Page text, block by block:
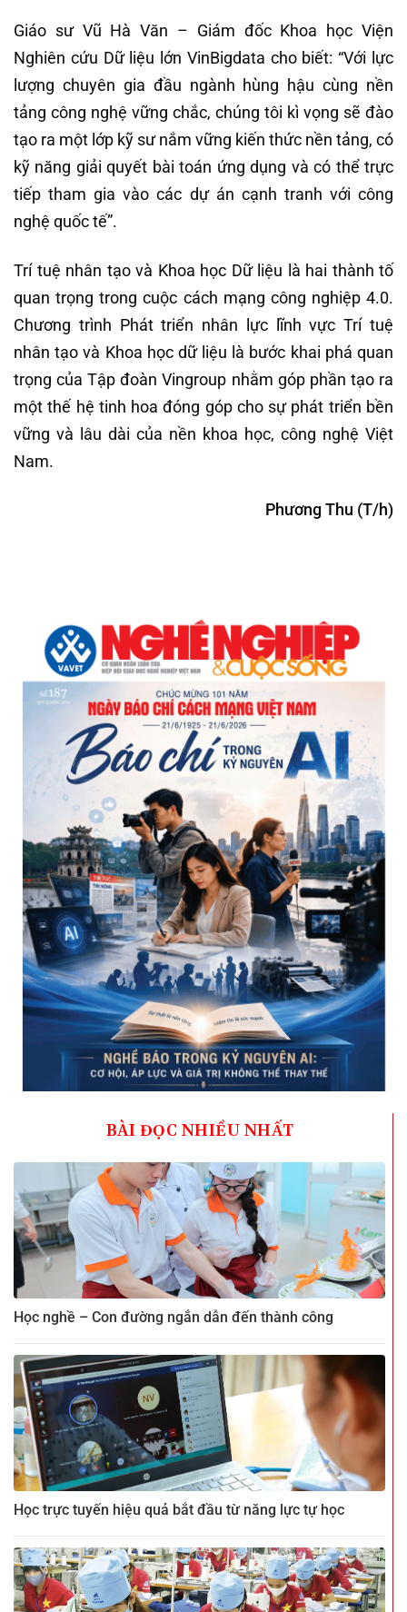
Giáo sư Vũ Hà Văn – Giám đốc Khoa học Viện
Nghiên cứu Dữ liệu lớn VinBigdata cho biết: “Với lực
lượng chuyên gia đầu ngành hùng hậu cùng nền
tảng công nghệ vững chắc, chúng tôi kì vọng sẽ đào
tạo ra một lớp kỹ sư nắm vững kiến thức nền tảng, có
kỹ năng giải quyết bài toán ứng dụng và có thể trực
tiếp tham gia vào các dự án cạnh tranh với công
nghệ quốc tế”.
Trí tuệ nhân tạo và Khoa học Dữ liệu là hai thành tố
quan trọng trong cuộc cách mạng công nghiệp 4.0.
Chương trình Phát triển nhân lực lĩnh vực Trí tuệ
nhân tạo và Khoa học dữ liệu là bước khai phá quan
trọng của Tập đoàn Vingroup nhằm góp phần tạo ra
một thế hệ tinh hoa đóng góp cho sự phát triển bền
vững và lâu dài của nền khoa học, công nghệ Việt
Nam.
Phương Thu (T/h)
BÀI ĐỌC NHIỀU NHẤT
Học nghề – Con đường ngắn dẫn đến thành công
Học trực tuyến hiệu quả bắt đầu từ năng lực tự học